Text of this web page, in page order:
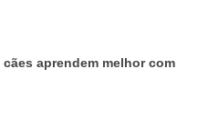
aprendem melhor com